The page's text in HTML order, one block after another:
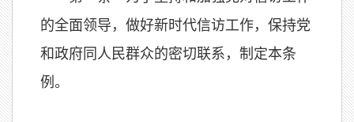
的全面领导，做好新时代信访工作，保持党
和政府同人民群众的密切联系，制定本条
例。